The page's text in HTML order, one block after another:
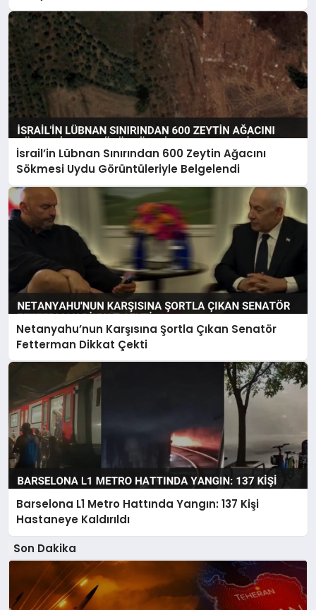
İsrail’in Lübnan Sınırından 600 Zeytin Ağacını
Sökmesi Uydu Görüntüleriyle Belgelendi
Netanyahu’nun Karşısına Şortla Çıkan Senatör
Fetterman Dikkat Çekti
Barselona L1 Metro Hattında Yangın: 137 Kişi
Hastaneye Kaldırıldı
Son Dakika